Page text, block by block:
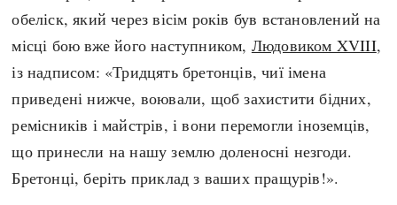
обеліск, який через вісім років був встановлений на
місці бою вже його наступником, Людовиком XVIII,
із надписом: «Тридцять бретонців, чиї імена
приведені нижче, воювали, щоб захистити бідних,
ремісників і майстрів, і вони перемогли іноземців,
що принесли на нашу землю доленосні незгоди.
Бретонці, беріть приклад з ваших пращурів!».